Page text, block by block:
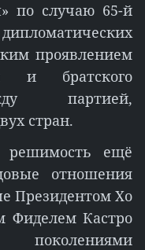
по случаю 65-й
проявлением
и братского
партией,
стран.
решимость ещё
отношения
Президентом Хо
Кастро